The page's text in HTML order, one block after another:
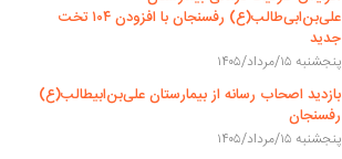
علی‌بن‌ابی‌طالب(ع) رفسنجان با افزودن ۱۰۴ تخت
جدید
پنجشنبه ۱۵/مرداد/۱۴۰۵
بازدید اصحاب رسانه از بیمارستان علی‌بن‌ابیطالب(ع)
رفسنجان
پنجشنبه ۱۵/مرداد/۱۴۰۵